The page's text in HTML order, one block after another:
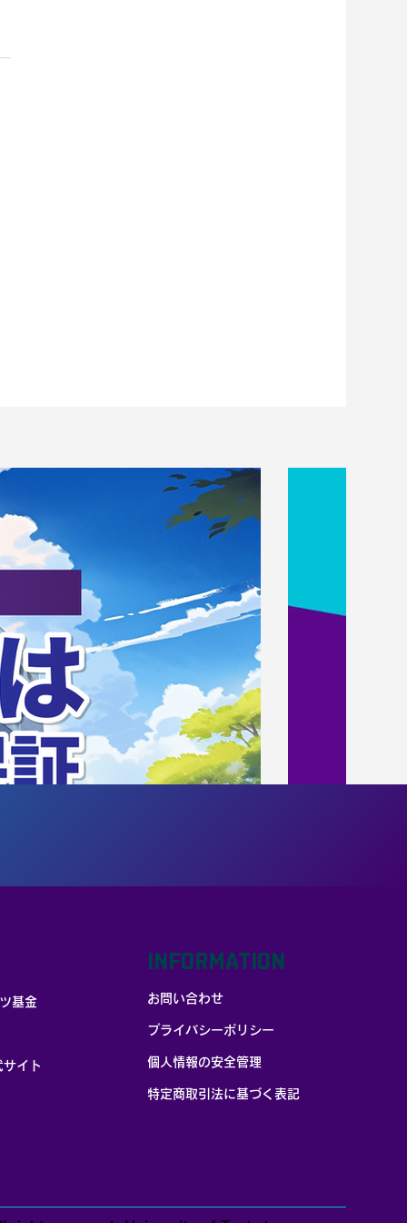
第11
基金
イト
INFORMATION
お問い合わせ
プライバシーポリシー
個人情報の安全管理
​特定商取引法に基づく表記